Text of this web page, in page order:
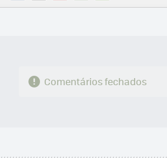
FACEBOOK
TWITTERFLIPBOARD
E-
WHATSAPP
Comentários fechados